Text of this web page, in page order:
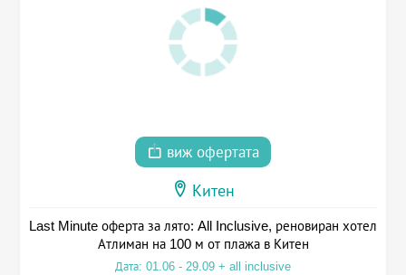
виж офертата
Китен
Last Minute оферта за лято: All Inclusive, реновиран хотел
Атлиман на 100 м от плажа в Китен
Дата: 01.06 - 29.09 + all inclusive